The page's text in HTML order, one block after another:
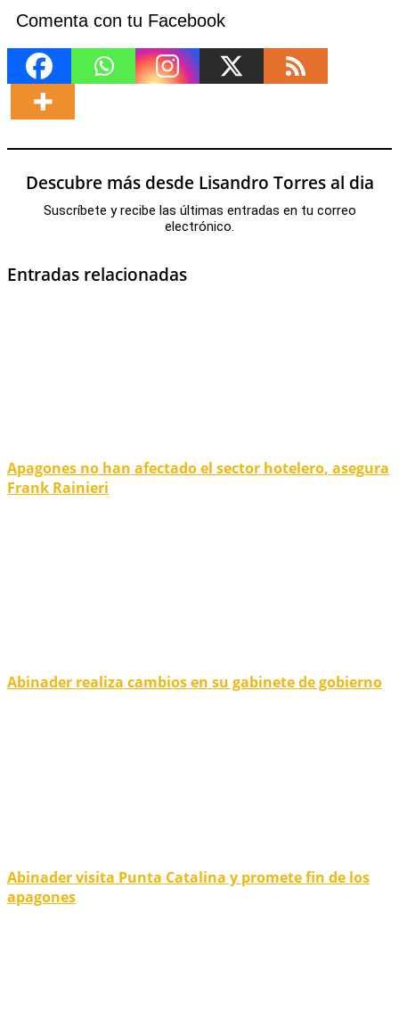
Comenta con tu Facebook
Descubre más desde Lisandro Torres al dia
Suscríbete y recibe las últimas entradas en tu correo
electrónico.
Entradas relacionadas
Apagones no han afectado el sector hotelero, asegura
Frank Rainieri
Abinader realiza cambios en su gabinete de gobierno
Abinader visita Punta Catalina y promete fin de los
apagones